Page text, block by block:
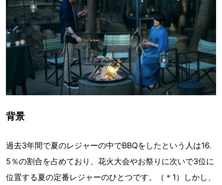
背景
過去3年間で夏のレジャーの中でBBQをしたという人は16.
5％の割合を占めており、花火大会やお祭りに次いで3位に
位置する夏の定番レジャーのひとつです。（＊1）しかし、